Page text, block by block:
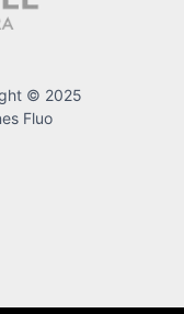
© 2025
Fluo